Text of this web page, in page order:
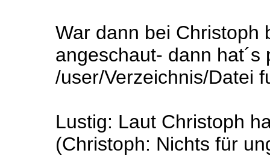
War dann bei Christoph
angeschaut- dann hat´s
/user/Verzeichnis/Datei
Lustig: Laut Christoph
(Christoph: Nichts für